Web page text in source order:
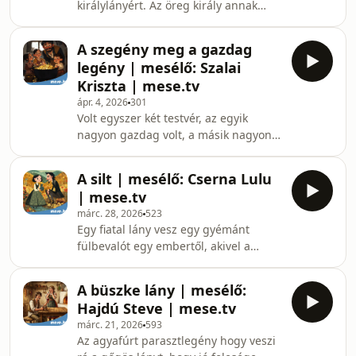
egyszervolt.hu és a mese.tv
kínálatából! Az ÉLŐ
műsorfolyamunkban kattintás és
keresés nélkül láthattok meséket és
rajzfilm
királylányért. Az öreg király annak
világon. Melyik királyfi nyeri el végül a
királylány kezét? Erről mesél Nektek
Cserna Lulu. MESE TV mesék,
rajzfilmek gyerekeknek Folyamatosan
frissülő kínálatunkban több mint 1000
rajzfilmet, mesefilmet, bábfilmet,
láthatsz, gyerekdalokat, meséket,
mondók
A szegény meg a gazdag
legény | mesélő: Szalai
Kriszta | mese.tv
ápr. 4, 2026301
Volt egyszer két testvér, az egyik
nagyon gazdag volt, a másik nagyon
még csak egy sovány kecskéje se, de
gyerek annál több, míg a gazdagnak
se fia, se lánya nem volt. Még sem
segített soha a szegény tetsvérén. Ám
egy hideg, téli napon történt valami...
erről mesél Szalai Kriszta. MESE TV
mesék, rajzfilmek gyerekeknek Folyam
A silt | mesélő: Cserna Lulu
| mese.tv
márc. 28, 2026 523
Egy fiatal lány vesz egy gyémánt
fülbevalót egy embertől, akivel a
Szerencsére egy éles eszű pópa a
segítségére siet a bajban. Mesélő:
Cserna Lulu MESE TV mesék,
rajzfilmek gyerekeknek Folyamatosan
A büszke lány | mesélő:
Hajdú Steve | mese.tv
márc. 21, 2026 593
Az agyafúrt parasztlegény hogy veszi